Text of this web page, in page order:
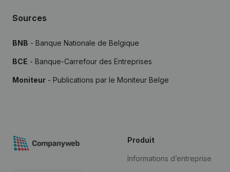
Sources
BNB - Banque Nationale de Belgique
BCE - Banque-Carrefour des Entreprises
Moniteur - Publications par le Moniteur Belge
Produit
Informations d’entreprise